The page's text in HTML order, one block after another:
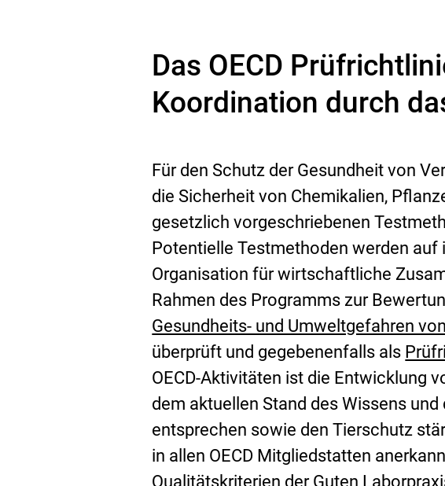
Das OECD
Koordination durch
Für den Schutz der Gesundheit von
die Sicherheit von Chemikalien,
gesetzlich vorgeschriebenen
Potentielle Testmethoden werden auf
Organisation für wirtschaftliche
Rahmen des Programms zur
E
x
t
e
r
n
Gesundheits- und Umweltgefahren
überprüft und gegebenenfalls als
E
x
t
e
r
OECD-Aktivitäten ist die Entwicklung
dem aktuellen Stand des Wissens
entsprechen sowie den Tierschutz
in allen OECD Mitgliedstatten
Qualitätskriterien der Guten